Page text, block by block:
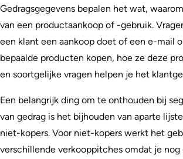
Gedragsgegevens bepalen het wat,
van een productaankoop of -gebruik.
een klant een aankoop doet of een e-mail
bepaalde producten kopen, hoe ze deze
en soortgelijke vragen helpen je het
Een belangrijk ding om te onthouden bij
van gedrag is het bijhouden van aparte
niet-kopers. Voor niet-kopers werkt het
verschillende verkooppitches omdat je